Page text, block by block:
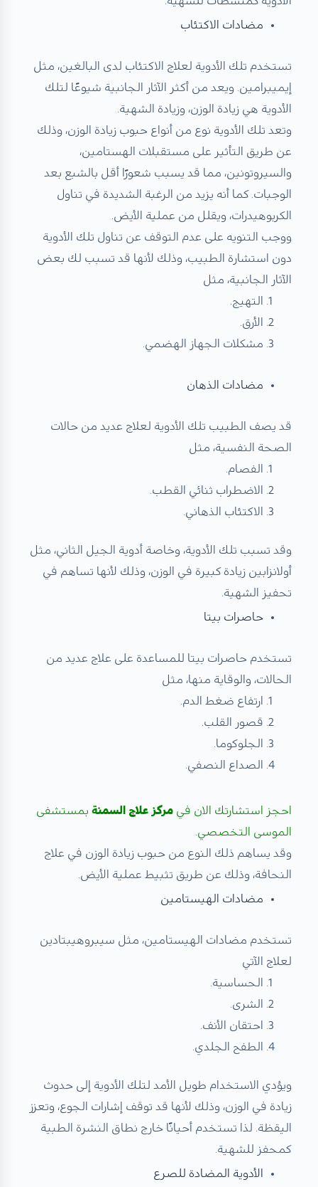
مضادات الاكتئاب
تستخدم تلك الأدوية لعلاج الاكتئاب لدى البالغين، مثل
إيميبرامين. ويعد من أكثر الآثار الجانبية شيوعًا لتلك
الأدوية هي زيادة الوزن، وزيادة الشهية.
وتعد تلك الأدوية نوع من أنواع حبوب زيادة الوزن، وذلك
عن طريق التأثير على مستقبلات الهستامين،
والسيروتونين، مما قد يسبب شعورًا أقل بالشبع بعد
الوجبات. كما أنه يزيد من الرغبة الشديدة في تناول
الكربوهيدرات، ويقلل من عملية الأيض.
ووجب التنويه على عدم التوقف عن تناول تلك الأدوية
دون استشارة الطبيب، وذلك لأنها قد تسبب لك بعض
الآثار الجانبية، مثل
التهيج.
الأرق.
مشكلات الجهاز الهضمي.
مضادات الذهان
قد يصف الطبيب تلك الأدوية لعلاج عديد من حالات
الصحة النفسية، مثل
الفصام.
الاضطراب ثنائي القطب.
الاكتئاب الذهاني.
وقد تسبب تلك الأدوية، وخاصة أدوية الجيل الثاني، مثل
أولانزابين زيادة كبيرة في الوزن، وذلك لأنها تساهم في
تحفيز الشهية.
حاصرات بيتا
تستخدم حاصرات بيتا للمساعدة على علاج عديد من
الحالات، والوقاية منها، مثل
ارتفاع ضغط الدم.
قصور القلب.
الجلوكوما.
الصداع النصفي.
احجز استشارتك الان في مركز علاج السمنةبمستشفى
الموسى التخصصي.
وقد يساهم ذلك النوع من حبوب زيادة الوزن في علاج
النحافة، وذلك عن طريق تثبيط عملية الأيض.
مضادات الهيستامين
تستخدم مضادات الهيستامين، مثل سيبروهيبتادين
لعلاج الآتي
الحساسية.
الشرى.
احتقان الأنف.
الطفح الجلدي.
ويؤدي الاستخدام طويل الأمد لتلك الأدوية إلى حدوث
زيادة في الوزن، وذلك لأنها قد توقف إشارات الجوع، وتعزز
اليقظة. لذا تستخدم أحيانًا خارج نطاق النشرة الطبية
كمحفز للشهية.
الأدوية المضادة للصرع